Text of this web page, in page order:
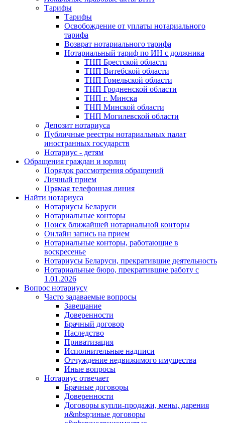
Тарифы
Тарифы
Освобождение от уплаты нотариального
тарифа
Возврат нотариального тарифа
Нотариальный тариф по ИН с должника
ТНП Брестской области
ТНП Витебской области
ТНП Гомельской области
ТНП Гродненской области
ТНП г. Минска
ТНП Минской области
ТНП Могилевской области
Депозит нотариуса
Публичные реестры нотариальных палат
иностранных государств
Нотариус - детям
Обращения граждан и юрлиц
Порядок рассмотрения обращений
Личный прием
Прямая телефонная линия
Найти нотариуса
Нотариусы Беларуси
Нотариальные конторы
Поиск ближайшей нотариальной конторы
Онлайн запись на прием
Нотариальные конторы, работающие в
воскресенье
Нотариусы Беларуси, прекратившие деятельность
Нотариальные бюро, прекратившие работу с
1.01.2026
Вопрос нотариусу
Часто задаваемые вопросы
Завещание
Доверенности
Брачный договор
Наследство
Приватизация
Исполнительные надписи
Отчуждение недвижимого имущества
Иные вопросы
Нотариус отвечает
Брачные договоры
Доверенности
Договоры купли-продажи, мены, дарения
и&nbsp;иные договоры